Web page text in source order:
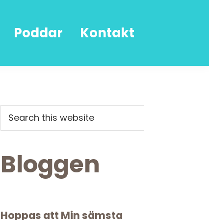
Poddar Kontakt
Primary
Sidebar
this
website
Bloggen
Hoppas att Min sämsta